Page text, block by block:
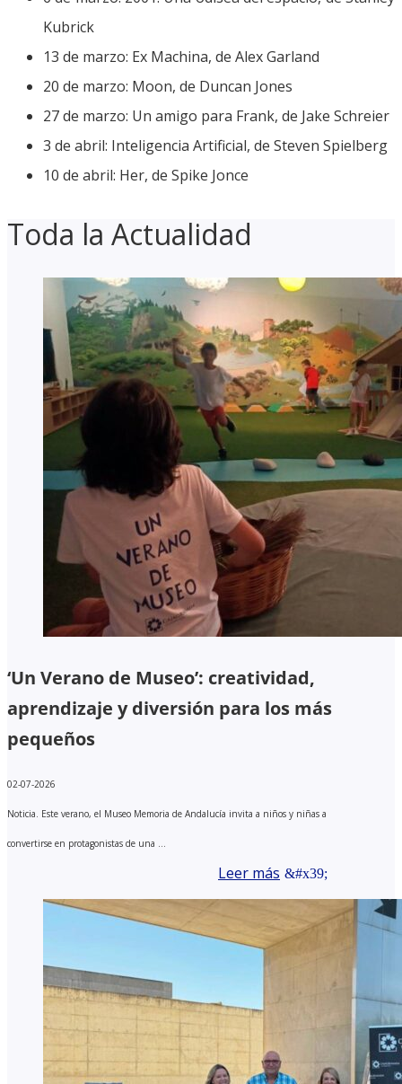
Kubrick
13 de marzo: Ex Machina, de Alex Garland
20 de marzo: Moon, de Duncan Jones
27 de marzo: Un amigo para Frank, de Jake Schreier
3 de abril: Inteligencia Artificial, de Steven Spielberg
10 de abril: Her, de Spike Jonce
Toda la Actualidad
‘Un Verano de Museo’: creatividad,
aprendizaje y diversión para los más
pequeños
02-07-2026
Noticia. Este verano, el Museo Memoria de Andalucía invita a niños y niñas a
convertirse en protagonistas de una ...
Leer más